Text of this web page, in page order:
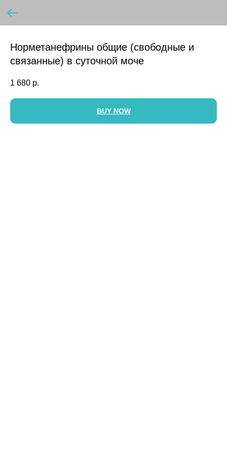
Норметанефрины общие (свободные и
связанные) в суточной моче
1 680 р.
BUY NOW